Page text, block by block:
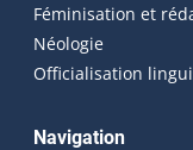
Féminisation et
Néologie
Officialisation
Navigation